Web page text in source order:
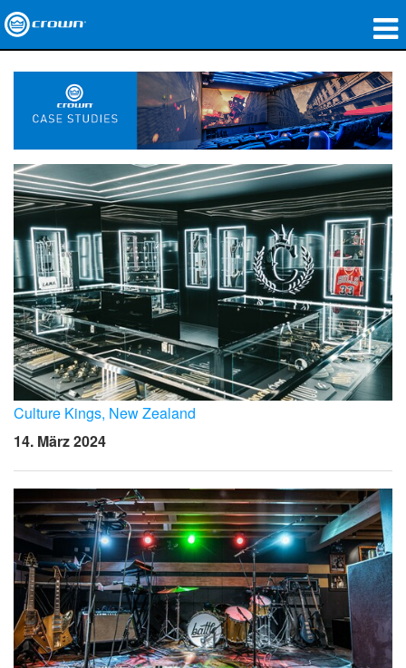
Produkte
Anwendungen
Netzwerk-Audio
Wo zu kaufen
Fallstudien
Unsere Geschichte
Schulungen
Support
Sprache/Region
Culture Kings, New Zealand
14. März 2024